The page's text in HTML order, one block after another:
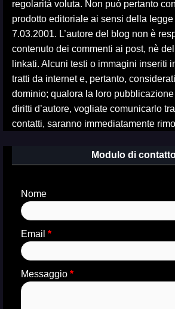
regolarità voluta. Non può pertanto
prodotto editoriale ai sensi della legge
7.03.2001. L’autore del blog non è
contenuto dei commenti ai post, nè
linkati. Alcuni testi o immagini inseriti
tratti da internet e, pertanto,
dominio; qualora la loro
diritti d’autore, vogliate comunicarlo
contatti, saranno immediatamente
Modulo di
Nome
Email *
Messaggio *